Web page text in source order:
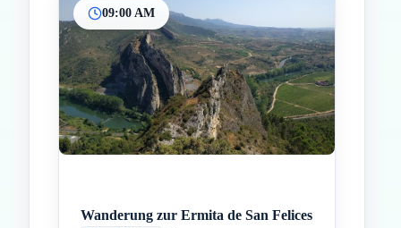
InicioParadas intermedias
Final
09:00 AM
Wanderung zur Ermita de San Felices